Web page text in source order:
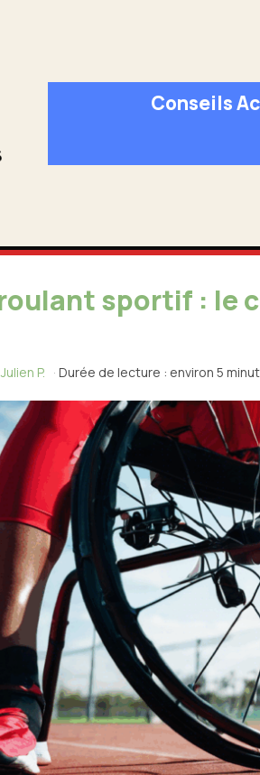
Conseils
sportif : le
Julien P. · Durée de lecture : environ 5